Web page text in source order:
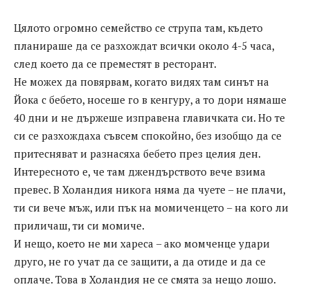
Цялото огромно семейство се струпа там, където
планираше да се разхождат всички около 4-5 часа,
след което да се преместят в ресторант.
Не можех да повярвам, когато видях там синът на
Йока с бебето, носеше го в кенгуру, а то дори нямаше
40 дни и не държеше изправена главичката си. Но те
си се разхождаха съвсем спокойно, без изобщо да се
притесняват и разнасяха бебето през целия ден.
Интересното е, че там джендърството вече взима
превес. В Холандия никога няма да чуете – не плачи,
ти си вече мъж, или пък на момиченцето – на кого ли
приличаш, ти си момиче.
И нещо, което не ми хареса – ако момченце удари
друго, не го учат да се защити, а да отиде и да се
оплаче. Това в Холандия не се смята за нещо лошо.